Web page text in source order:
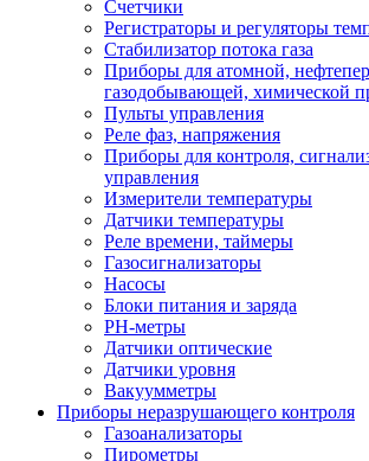
Счетчики
Регистраторы и регуляторы
Стабилизатор потока газа
Приборы для атомной,
газодобывающей, химической
Пульты управления
Реле фаз, напряжения
Приборы для контроля,
управления
Измерители температуры
Датчики температуры
Реле времени, таймеры
Газосигнализаторы
Насосы
Блоки питания и заряда
PH-метры
Датчики оптические
Датчики уровня
Вакуумметры
Приборы неразрушающего контроля
Газоанализаторы
Пирометры